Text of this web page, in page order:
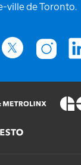
ville de Toronto.